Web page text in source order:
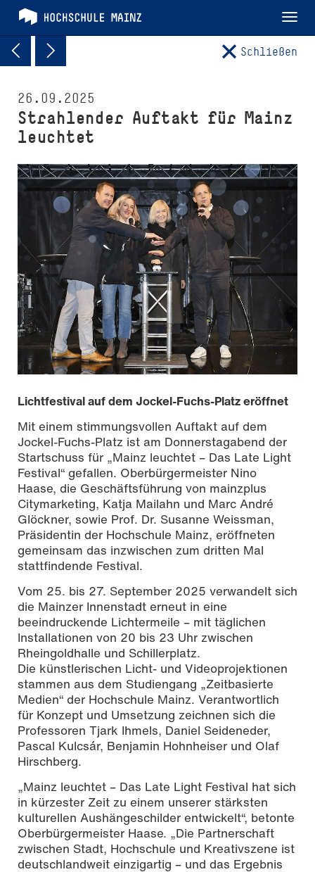
Schließen
26.09.2025
Strahlender Auftakt für Mainz
leuchtet
Lichtfestival auf dem Jockel-Fuchs-Platz eröffnet
Mit einem stimmungsvollen Auftakt auf dem
Jockel-Fuchs-Platz ist am Donnerstagabend der
Startschuss für „Mainz leuchtet – Das Late Light
Festival“ gefallen. Oberbürgermeister Nino
Haase, die Geschäftsführung von mainzplus
Citymarketing, Katja Mailahn und Marc André
Glöckner, sowie Prof. Dr. Susanne Weissman,
Präsidentin der Hochschule Mainz, eröffneten
gemeinsam das inzwischen zum dritten Mal
stattfindende Festival.
Vom 25. bis 27. September 2025 verwandelt sich
die Mainzer Innenstadt erneut in eine
beeindruckende Lichtermeile – mit täglichen
Installationen von 20 bis 23 Uhr zwischen
Rheingoldhalle und Schillerplatz.
Die künstlerischen Licht- und Videoprojektionen
stammen aus dem Studiengang „Zeitbasierte
Medien“ der Hochschule Mainz. Verantwortlich
für Konzept und Umsetzung zeichnen sich die
Professoren Tjark Ihmels, Daniel Seideneder,
Pascal Kulcsár, Benjamin Hohnheiser und Olaf
Hirschberg.
„Mainz leuchtet – Das Late Light Festival hat sich
in kürzester Zeit zu einem unserer stärksten
kulturellen Aushängeschilder entwickelt“, betonte
Oberbürgermeister Haase. „Die Partnerschaft
zwischen Stadt, Hochschule und Kreativszene ist
deutschlandweit einzigartig – und das Ergebnis